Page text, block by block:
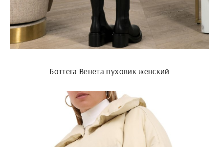
Боттега Венета пуховик женский